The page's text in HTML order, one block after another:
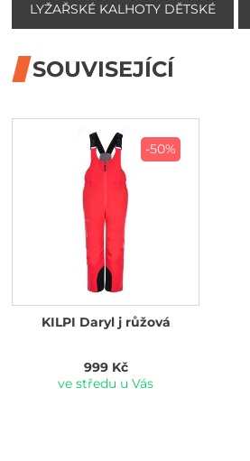
LYŽAŘSKÉ KALHOTY DĚTSKÉ
SOUVISEJÍCÍ
-50%
KILPI Daryl j růžová
999 Kč
ve středu u Vás